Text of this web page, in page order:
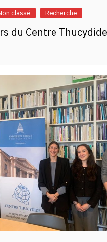
classé Recherche
du Centre Thucydide